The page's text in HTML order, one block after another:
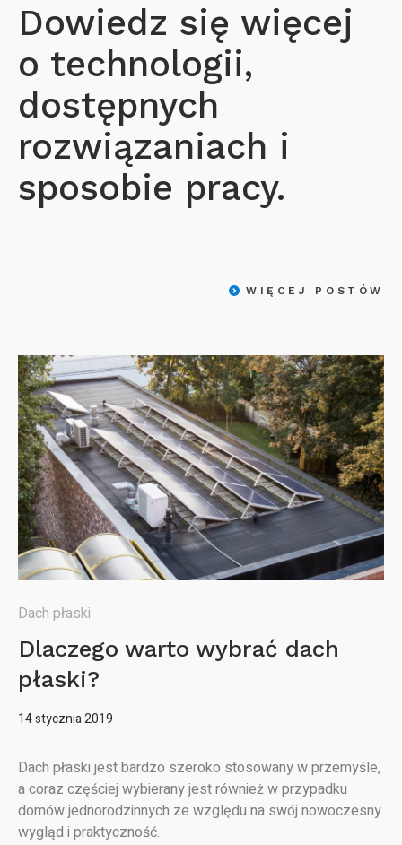
Dowiedz się więcej
o technologii,
dostępnych
rozwiązaniach i
sposobie pracy.
WIĘCEJ POSTÓW
Dach płaski
Dlaczego warto wybrać dach
płaski?
14 stycznia 2019
Dach płaski jest bardzo szeroko stosowany w przemyśle,
a coraz częściej wybierany jest również w przypadku
domów jednorodzinnych ze względu na swój nowoczesny
wygląd i praktyczność.